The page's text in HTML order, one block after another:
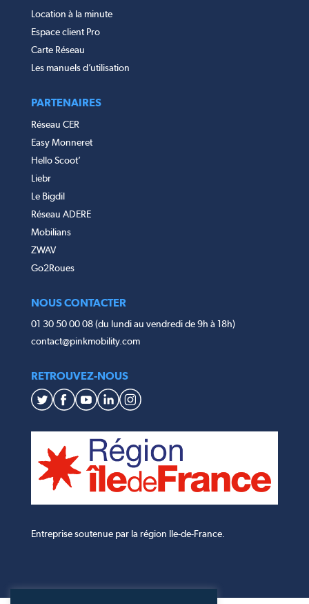
Location à la minute
Espace client Pro
Carte Réseau
Les manuels d’utilisation
PARTENAIRES
Réseau CER
Easy Monneret
Hello Scoot’
Liebr
Le Bigdil
Réseau ADERE
Mobilians
ZWAV
Go2Roues
NOUS CONTACTER
01 30 50 00 08 (du lundi au vendredi de 9h à 18h)
contact@pinkmobility.com
RETROUVEZ-NOUS
Entreprise soutenue par la région Ile-de-France.